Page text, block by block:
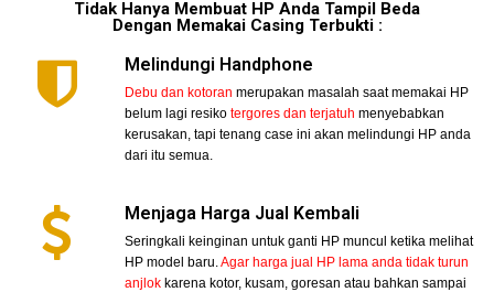
Tidak Hanya Membuat HP Anda Tampil Beda
Dengan Memakai Casing Terbukti :
Melindungi Handphone
Debu dan kotoran merupakan masalah saat memakai HP
belum lagi resiko tergores dan terjatuh menyebabkan
kerusakan, tapi tenang case ini akan melindungi HP anda
dari itu semua.
Menjaga Harga Jual Kembali
Seringkali keinginan untuk ganti HP muncul ketika melihat
HP model baru.Agar harga jual HP lama anda tidak turun
anjlok karena kotor, kusam, goresan atau bahkan sampai